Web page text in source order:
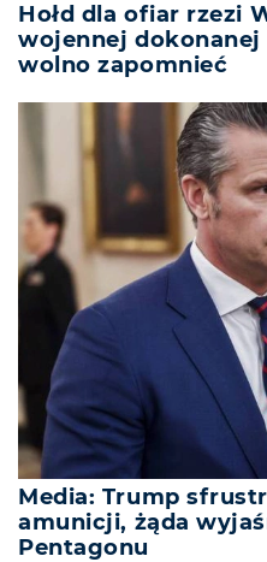
Hołd dla ofiar rzezi
wojennej
wolno zapomnieć
Media: Trump
amunicji, żąda
Pentagonu